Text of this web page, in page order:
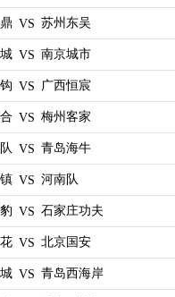
VS 苏州东吴
VS 南京城市
VS 广西恒宸
VS 梅州客家
VS 青岛海牛
VS 河南队
VS 石家庄功夫
VS 北京国安
VS 青岛西海岸